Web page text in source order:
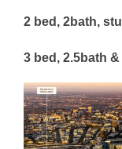
2 bed, 2bath,
3 bed, 2.5bath &